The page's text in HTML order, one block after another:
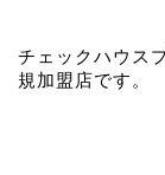
チェックハウス
規加盟店です。